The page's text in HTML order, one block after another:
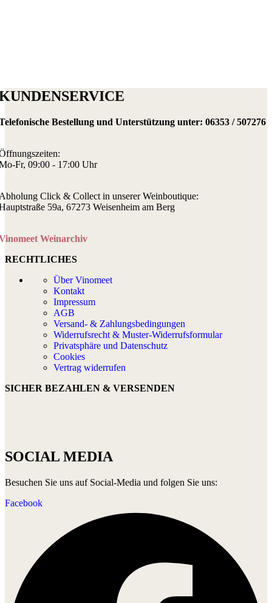
Bestellung und Unterstützung unter: 06353 / 507276
Fr, 09:00 - 17:00 Uhr
Click & Collect in unserer Weinboutique:
59a, 67273 Weisenheim am Berg
Weinarchiv
RECHTLICHES
Über Vinomeet
Kontakt
Impressum
AGB
Versand- & Zahlungsbedingungen
Widerrufsrecht & Muster-Widerrufsformular
Privatsphäre und Datenschutz
Cookies
Vertrag widerrufen
SICHER BEZAHLEN & VERSENDEN
SOCIAL MEDIA
Besuchen Sie uns auf Social-Media und folgen Sie uns:
Facebook